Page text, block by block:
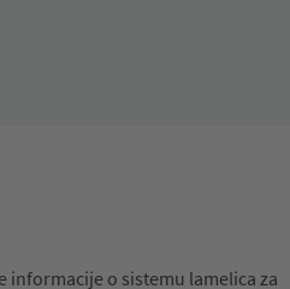
informacije o sistemu lamelica za